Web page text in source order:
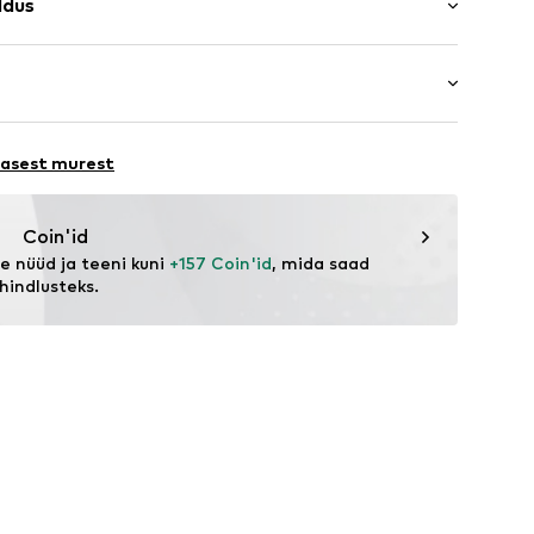
lõige
34% Polüester - PES, 15% Viskoos, 1% Elastaan
231
en/
murest
Coin'id
nüüd ja teeni kuni +157 Coin'id, mida saad